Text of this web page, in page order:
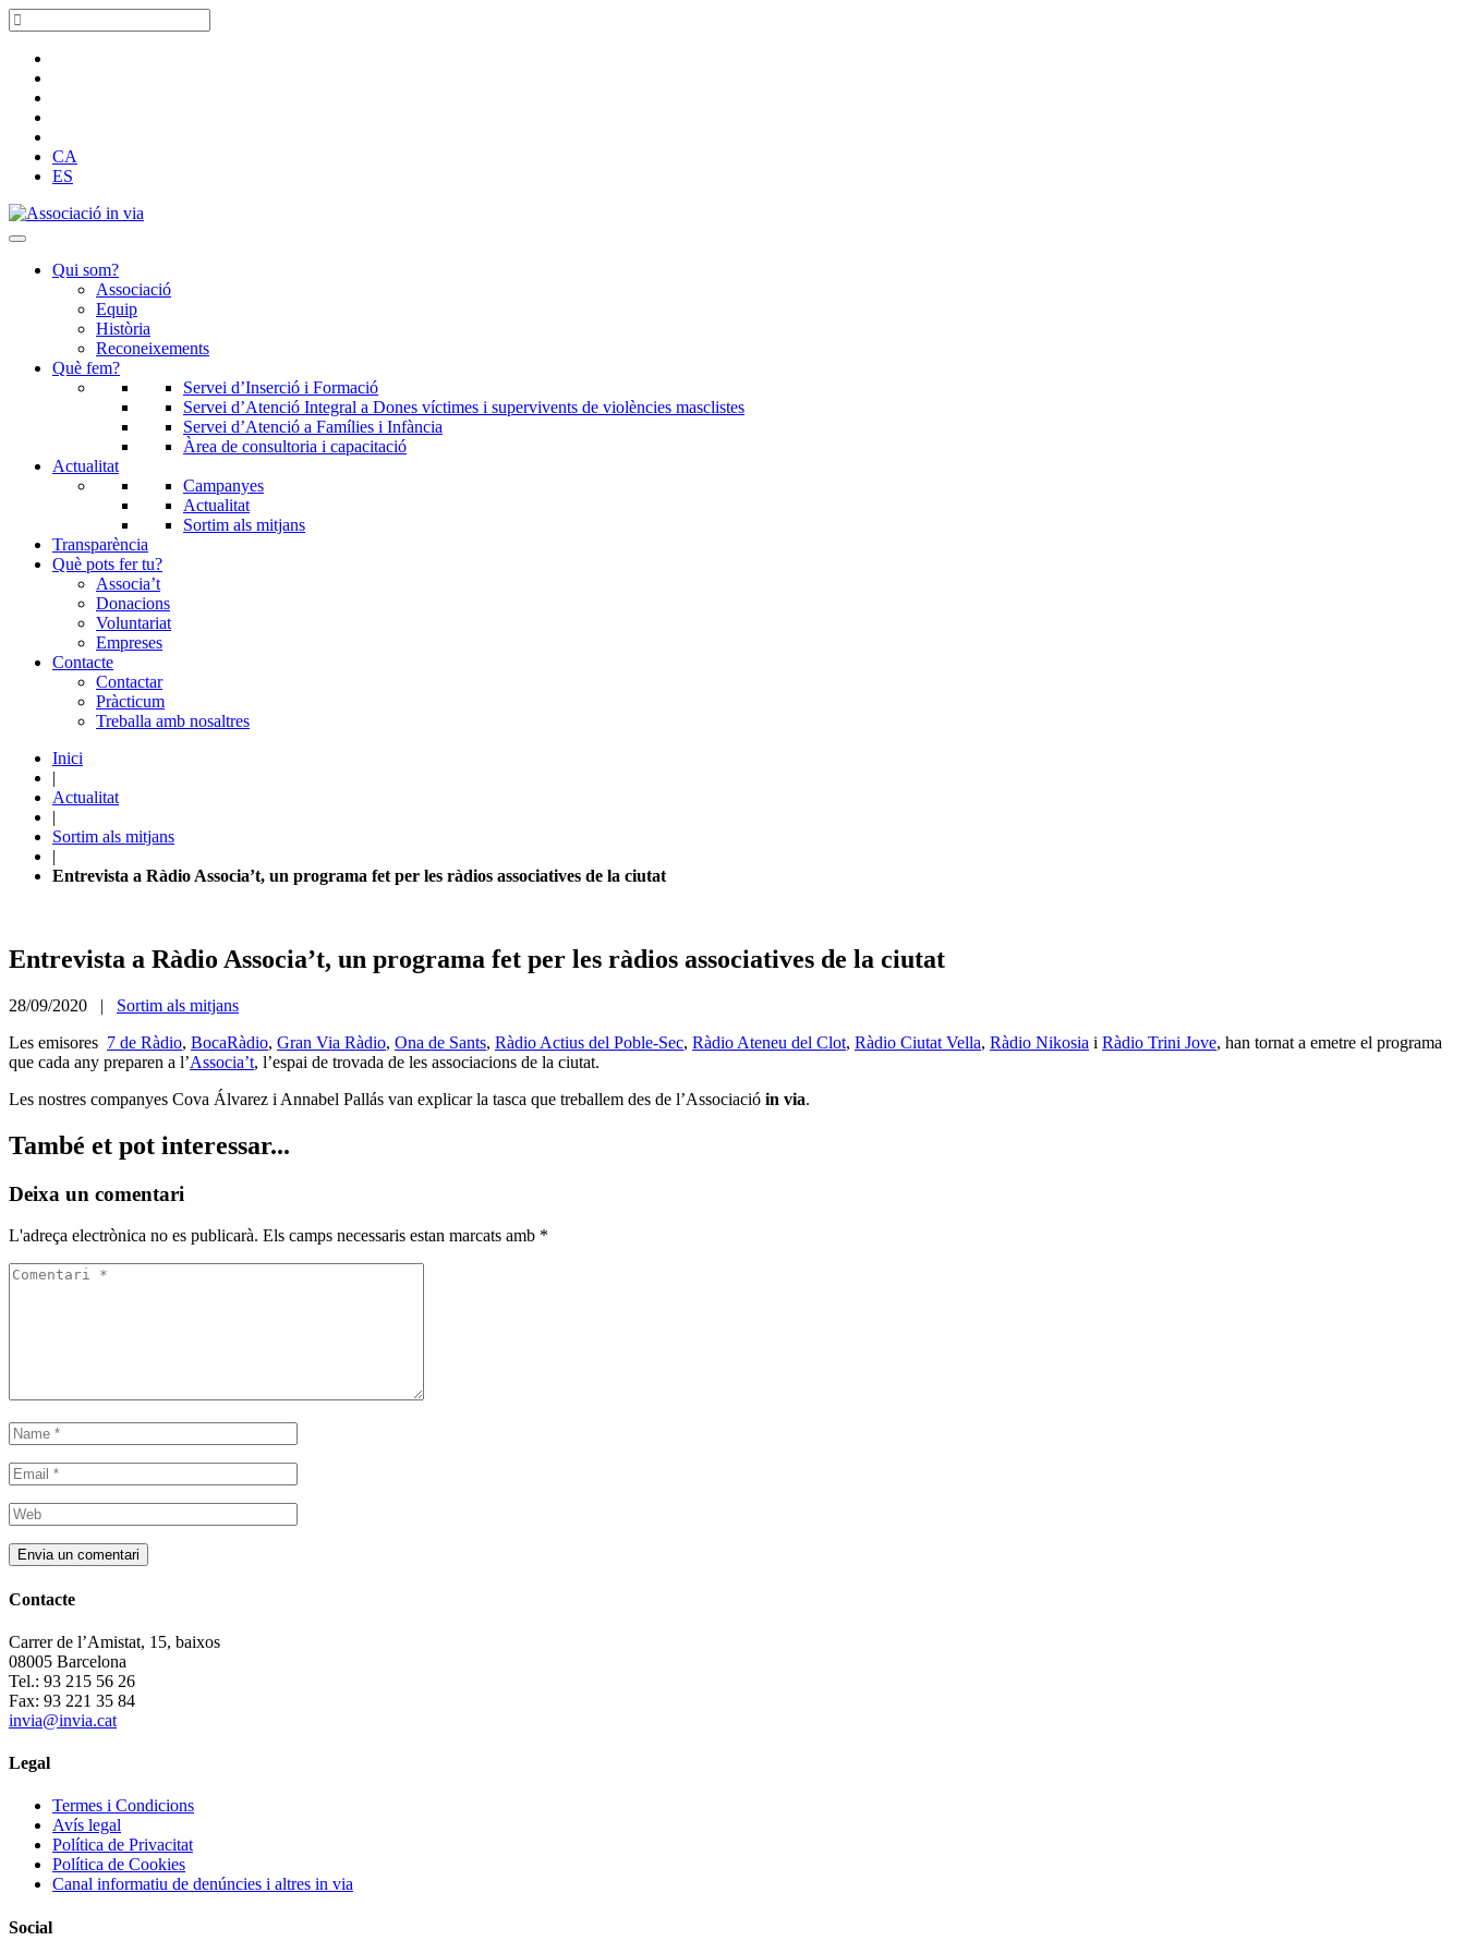
CA
ES
Qui som?
Associació
Equip
Història
Reconeixements
Què fem?
Servei d’Inserció i Formació
Servei d’Atenció Integral a Dones víctimes i supervivents de violències masclistes
Servei d’Atenció a Famílies i Infància
Àrea de consultoria i capacitació
Actualitat
Campanyes
Actualitat
Sortim als mitjans
Transparència
Què pots fer tu?
Associa’t
Donacions
Voluntariat
Empreses
Contacte
Contactar
Pràcticum
Treballa amb nosaltres
Inici
|
Actualitat
|
Sortim als mitjans
|
Entrevista a Ràdio Associa’t, un programa fet per les ràdios associatives de la ciutat
Entrevista a Ràdio Associa’t, un programa fet per les ràdios associatives de la ciutat
28/09/2020 | Sortim als mitjans
Les emisores 7 de Ràdio, BocaRàdio, Gran Via Ràdio, Ona de Sants, Ràdio Actius del Poble-Sec, Ràdio Ateneu del Clot, Ràdio Ciutat Vella, Ràdio Nikosia i Ràdio Trini Jove, han tornat a emetre el programa
que cada any preparen a l’Associa’t, l’espai de trovada de les associacions de la ciutat.
Les nostres companyes Cova Álvarez i Annabel Pallás van explicar la tasca que treballem des de l’Associació in via.
També et pot interessar...
Deixa un comentari
L'adreça electrònica no es publicarà. Els camps necessaris estan marcats amb *
Contacte
Carrer de l’Amistat, 15, baixos
08005 Barcelona
Tel.: 93 215 56 26
Fax: 93 221 35 84
invia@invia.cat
Legal
Termes i Condicions
Avís legal
Política de Privacitat
Política de Cookies
Canal informatiu de denúncies i altres in via
Social